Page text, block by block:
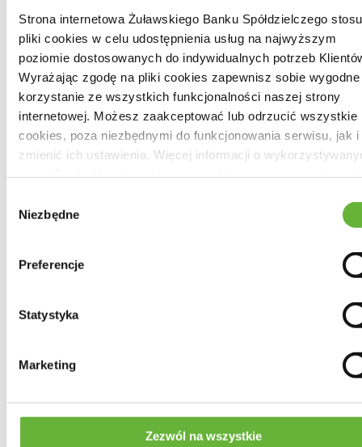
Strona internetowa Żuławskiego Banku Spółdzielczego
pliki cookies w celu udostępnienia usług na najwyższym
poziomie dostosowanych do indywidualnych potrzeb
Wyrażając zgodę na pliki cookies zapewnisz sobie wygodne
korzystanie ze wszystkich funkcjonalności naszej strony
internetowej. Możesz zaakceptować lub odrzucić wszystkie
cookies, poza niezbędnymi do funkcjonowania serwisu, jak i
zmienić ich ustawienia. Więcej informacji o
zgody
Niezbędne
Preferencje
Statystyka
Marketing
Zezwól na wszystkie
jest powiązany z danymi, do których został dołączony, w
taki sposób, że jakakolwiek późniejsza zmiana tych
danych jest rozpoznawalna.
Podstawowe właściwości podpisu
elektronicznego:
ma unikalny podpis cyfrowy ściśle z nim związany),
podpisanego cyfrowo zostanie natychmiast wykryta w
prywatny, korespondujący z kluczem publicznym
wygenerować podpis pod dokumentem).